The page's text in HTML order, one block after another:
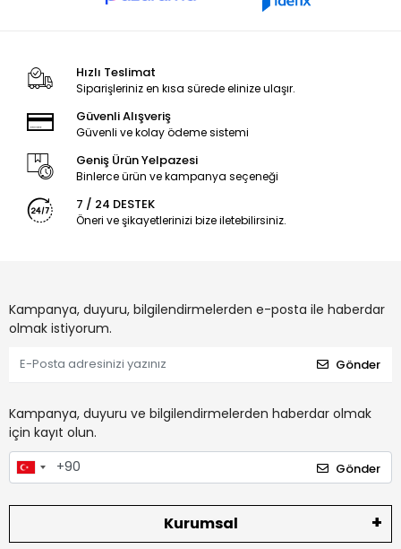
Hızlı Teslimat
Siparişleriniz en kısa sürede elinize ulaşır.
Güvenli Alışveriş
Güvenli ve kolay ödeme sistemi
Geniş Ürün Yelpazesi
Binlerce ürün ve kampanya seçeneği
7 / 24 DESTEK
Öneri ve şikayetlerinizi bize iletebilirsiniz.
Kampanya, duyuru, bilgilendirmelerden e-posta ile haberdar
olmak istiyorum.
Gönder
Kampanya, duyuru ve bilgilendirmelerden haberdar olmak
için kayıt olun.
Gönder
Kurumsal